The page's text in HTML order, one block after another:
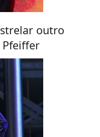
outro
Pfeiffer